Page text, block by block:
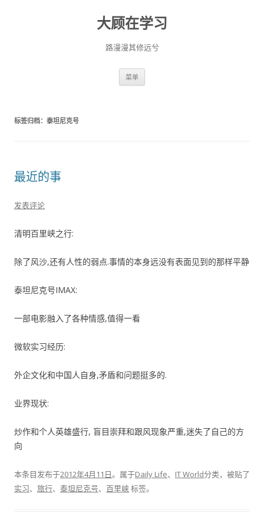
大顾在学习
路漫漫其修远兮
菜单
标签归档： 泰坦尼克号
最近的事
发表评论
清明百里峡之行:
除了风沙,还有人性的弱点.事情的本身远没有表面见到的那样平静
泰坦尼克号IMAX:
一部电影融入了各种情感,值得一看
微软实习经历:
外企文化和中国人自身,矛盾和问题挺多的.
业界现状:
炒作和个人英雄盛行, 盲目崇拜和跟风现象严重,迷失了自己的方
向
本条目发布于2012年4月11日。属于Daily Life、 IT World分类，被贴了
实习、 旅行、 泰坦尼克号、 百里峡标签。